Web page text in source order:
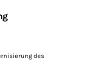
des